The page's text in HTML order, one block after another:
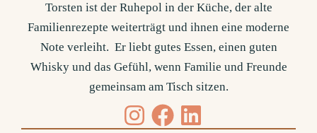
Torsten ist der Ruhepol in der Küche, der alte
Familienrezepte weiterträgt und ihnen eine moderne
Note verleiht. Er liebt gutes Essen, einen guten
Whisky und das Gefühl, wenn Familie und Freunde
gemeinsam am Tisch sitzen.